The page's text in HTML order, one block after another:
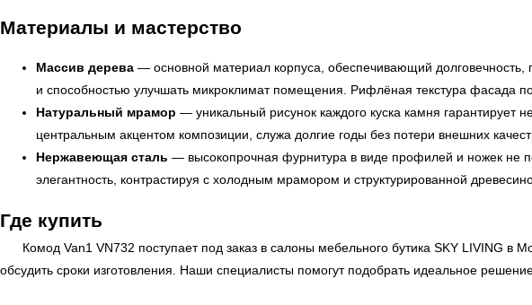
Материалы и мастерство
Массив дерева — основной материал корпуса, обеспечивающий долговечность,
и способностью улучшать микроклимат помещения. Рифлёная текстура фасада
Натуральный мрамор — уникальный рисунок каждого куска камня гарантирует
центральным акцентом композиции, служа долгие годы без потери внешних
Нержавеющая сталь — высокопрочная фурнитура в виде профилей и ножек не
элегантность, контрастируя с холодным мрамором и структурированной
Где купить
Комод Van1 VN732 поступает под заказ в салоны мебельного бутика SKY LIVING в
обсудить сроки изготовления. Наши специалисты помогут подобрать идеальное
← Вернуться на предыдущую страницу